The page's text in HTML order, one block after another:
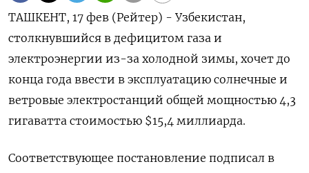
ТАШКЕНТ, 17 фев (Рейтер) - Узбекистан,
столкнувшийся в дефицитом газа и
электроэнергии из-за холодной зимы, хочет до
конца года ввести в эксплуатацию солнечные и
ветровые электростанций общей мощностью 4,3
гигаватта стоимостью $15,4 миллиарда.
Соответствующее постановление подписал в